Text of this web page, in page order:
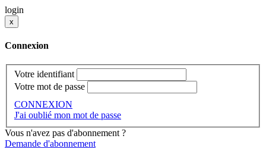
login
x
Connexion
Votre identifiant
Votre mot de passe
CONNEXION
J'ai oublié mon mot de passe
Vous n'avez pas d'abonnement ?
Demande d'abonnement